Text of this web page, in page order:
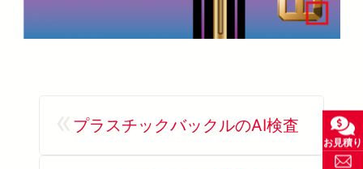
プラスチックバックルのAI検査
お見積り